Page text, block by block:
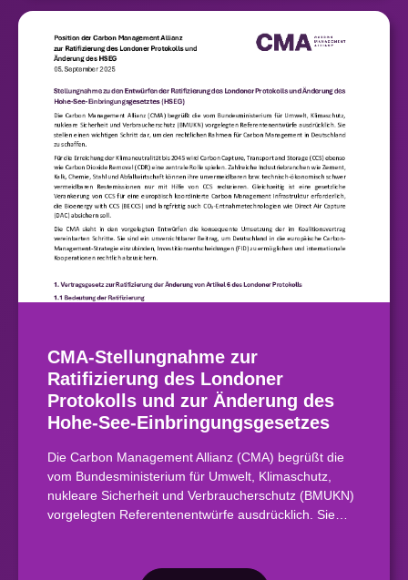
CMA-Stellungnahme zur
Ratifizierung des Londoner
Protokolls und zur Änderung des
Hohe-See-Einbringungsgesetzes
Die Carbon Management Allianz (CMA) begrüßt die
vom Bundesministerium für Umwelt, Klimaschutz,
nukleare Sicherheit und Verbraucherschutz (BMUKN)
vorgelegten Referentenentwürfe ausdrücklich. Sie…